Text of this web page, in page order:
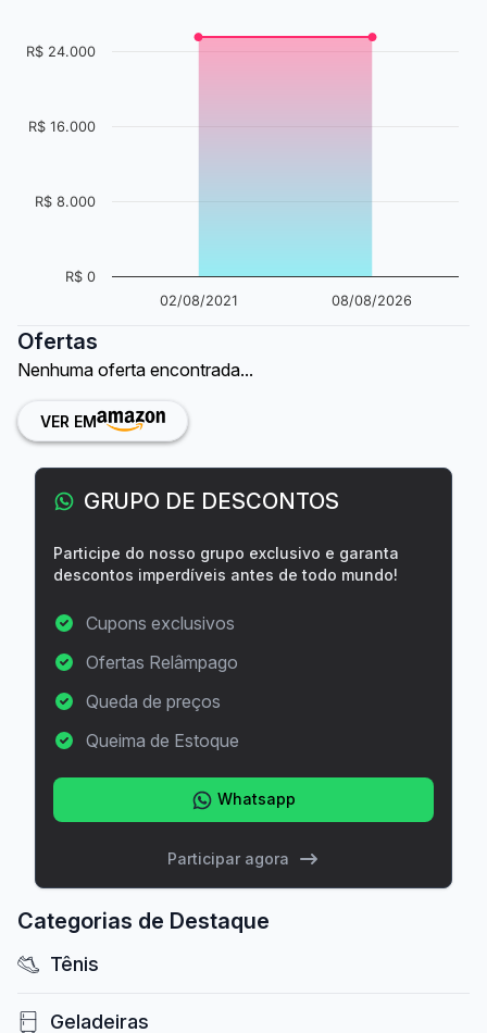
02/08/2021 08/08/2026
R$ 0
R$ 8.000
R$ 16.000
R$ 24.000
Ofertas
Nenhuma oferta encontrada...
VER EM
GRUPO DE DESCONTOS
Participe do nosso grupo exclusivo e garanta
descontos imperdíveis antes de todo mundo!
Cupons exclusivos
Ofertas Relâmpago
Queda de preços
Queima de Estoque
Whatsapp
Participar agora
Categorias de Destaque
Tênis
Geladeiras